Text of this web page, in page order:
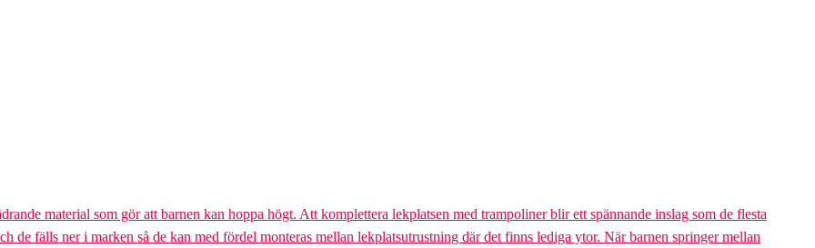
material som gör att barnen kan hoppa högt. Att komplettera lekplatsen med trampoliner blir ett spännande inslag som de flesta
de fälls ner i marken så de kan med fördel monteras mellan lekplatsutrustning där det finns lediga ytor. När barnen springer mellan